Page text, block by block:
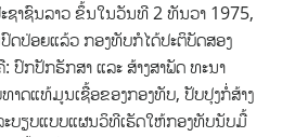
ະຊາຊົນລາວ ຂຶ້ນໃນວັນທີ 2 ທັນວາ 1975,
ດປ່ອຍແລ້ວ ກອງທັບກໍໄດ້ປະຕິບັດສອງ
ກປັກຮັກສາ ແລະ ສ້າງສາພັດ ທະນາ
າດແທ້ມູນເຊື້ອຂອງກອງທັບ, ປັບປຸງກໍ່ສ້າງ
ະບຽບແບບແຜນວິທີເຮັດໃຫ້ກອງທັບນັບມື້